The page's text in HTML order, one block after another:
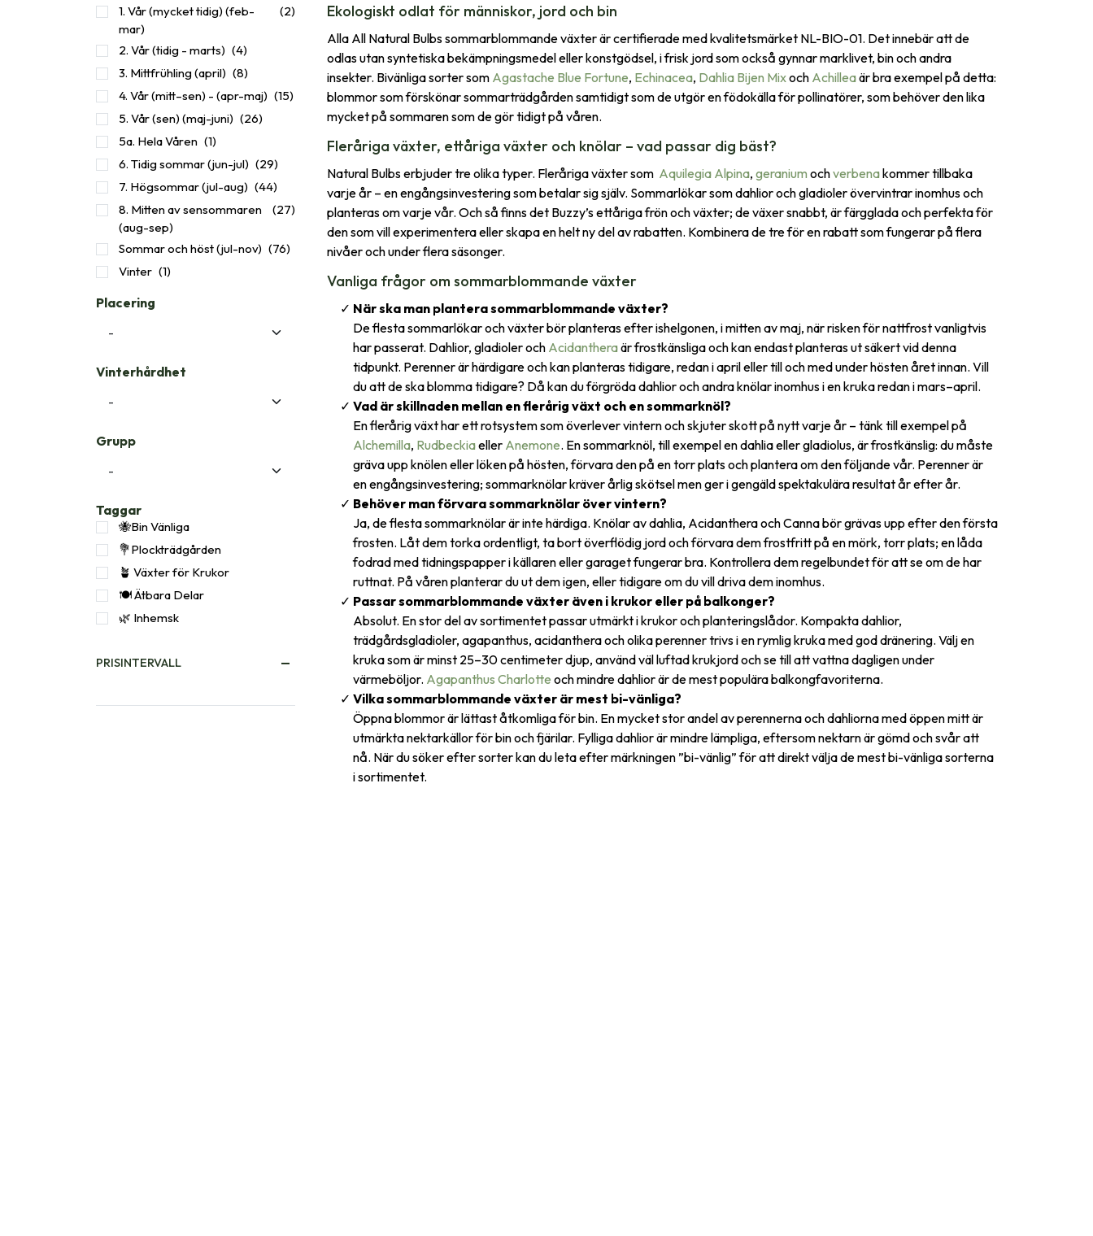
1. Vår (mycket tidig) (feb-
mar)
(2)
2. Vår (tidig - marts) (4)
3. Mittfrühling (april) (8)
4. Vår (mitt–sen) - (apr-maj) (15)
5. Vår (sen) (maj-juni) (26)
5a. Hela Våren (1)
6. Tidig sommar (jun-jul) (29)
7. Högsommar (jul-aug) (44)
8. Mitten av sensommaren
(aug-sep)
(27)
Sommar och höst (jul-nov) (76)
Vinter (1)
Placering
Vinterhårdhet
Grupp
Taggar
🐝Bin Vänliga
💐Plockträdgården
🪴 Växter för Krukor
🍽️ Ätbara Delar
🌿 Inhemsk
PRISINTERVALL
Ekologiskt odlat för människor, jord och bin
Alla All Natural Bulbs sommarblommande växter är certifierade med kvalitetsmärket NL-BIO-01. Det innebär att de
odlas utan syntetiska bekämpningsmedel eller konstgödsel, i frisk jord som också gynnar marklivet, bin och andra
insekter. Bivänliga sorter som​ Agastache Blue Fortune, Echinacea, Dahlia Bijen Mixoch Achilleaär bra exempel på detta:
blommor som förskönar sommarträdgården samtidigt som de utgör en födokälla för pollinatörer, som behöver den lika
mycket på sommaren som de gör tidigt på våren.
Fleråriga växter, ettåriga växter och knölar – vad passar dig bäst?
Natural Bulbs erbjuder tre olika typer. Fleråriga växter som ​ Aquilegia Alpina, geranium ochverbenakommer tillbaka
varje år – en engångsinvestering som betalar sig själv. Sommarlökar som dahlior och gladioler övervintrar inomhus och
planteras om varje vår. Och så finns det Buzzy’s ettåriga frön och växter; de växer snabbt, är färgglada och perfekta för
den som vill experimentera eller skapa en helt ny del av rabatten. Kombinera de tre för en rabatt som fungerar på flera
nivåer och under flera säsonger.
Vanliga frågor om sommarblommande växter
När ska man plantera sommarblommande växter?
De flesta sommarlökar och växter bör planteras efter ishelgonen, i mitten av maj, när risken för nattfrost vanligtvis
har passerat. Dahlior, gladioler och Acidantheraär frostkänsliga och kan endast planteras ut säkert vid denna
tidpunkt. Perenner är härdigare och kan planteras tidigare, redan i april eller till och med under hösten året innan. Vill
du att de ska blomma tidigare? Då kan du förgröda dahlior och andra knölar inomhus i en kruka redan i mars–april.
Vad är skillnaden mellan en flerårig växt och en sommarknöl?
En flerårig växt har ett rotsystem som överlever vintern och skjuter skott på nytt varje år – tänk till exempel på
Alchemilla, Rudbeckiaeller Anemone. En sommarknöl, till exempel en dahlia eller gladiolus, är frostkänslig: du måste
gräva upp knölen eller löken på hösten, förvara den på en torr plats och plantera om den följande vår. Perenner är
en engångsinvestering; sommarknölar kräver årlig skötsel men ger i gengäld spektakulära resultat år efter år.
Behöver man förvara sommarknölar över vintern?
Ja, de flesta sommarknölar är inte härdiga. Knölar av dahlia, Acidanthera och Canna bör grävas upp efter den första
frosten. Låt dem torka ordentligt, ta bort överflödig jord och förvara dem frostfritt på en mörk, torr plats; en låda
fodrad med tidningspapper i källaren eller garaget fungerar bra. Kontrollera dem regelbundet för att se om de har
ruttnat. På våren planterar du ut dem igen, eller tidigare om du vill driva dem inomhus.
Passar sommarblommande växter även i krukor eller på balkonger?
Absolut. En stor del av sortimentet passar utmärkt i krukor och planteringslådor. Kompakta dahlior,
trädgårdsgladioler, agapanthus, acidanthera och olika perenner trivs i en rymlig kruka med god dränering. Välj en
kruka som är minst 25–30 centimeter djup, använd väl luftad krukjord och se till att vattna dagligen under
värmeböljor. Agapanthus Charlotte och mindre dahlior är de mest populära balkongfavoriterna.
Vilka sommarblommande växter är mest bi-vänliga?
Öppna blommor är lättast åtkomliga för bin. En mycket stor andel av perennerna och dahliorna med öppen mitt är
utmärkta nektarkällor för bin och fjärilar. Fylliga dahlior är mindre lämpliga, eftersom nektarn är gömd och svår att
nå. När du söker efter sorter kan du leta efter märkningen ”bi-vänlig” för att direkt välja de mest bi-vänliga sorterna
i sortimentet.